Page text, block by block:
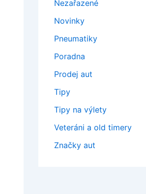
Nezařazené
Novinky
Pneumatiky
Poradna
Prodej aut
Tipy
Tipy na výlety
Veteráni a old timery
Značky aut